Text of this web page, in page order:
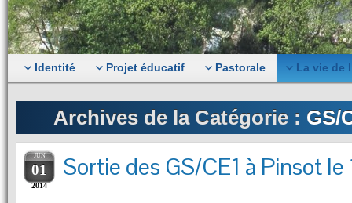
Identité Projet éducatif Pastorale La vie de
Archives de la Catégorie : GS/
JUN
01
2014
Sortie des GS/CE1 à Pinsot